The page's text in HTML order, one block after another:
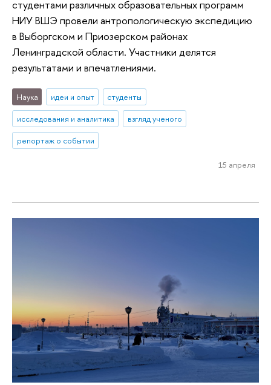
студентами различных образовательных программ
НИУ ВШЭ провели антропологическую экспедицию
в Выборгском и Приозерском районах
Ленинградской области. Участники делятся
результатами и впечатлениями.
Наука идеи и опыт
студенты
исследования и аналитика
взгляд ученого
репортаж о событии
15 апреля